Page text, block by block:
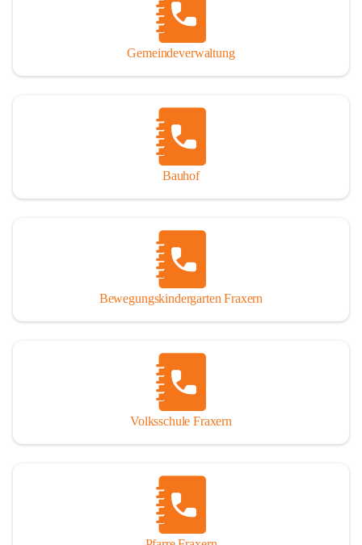
Gemeindeverwaltung
Bauhof
Bewegungskindergarten Fraxern
Volksschule Fraxern